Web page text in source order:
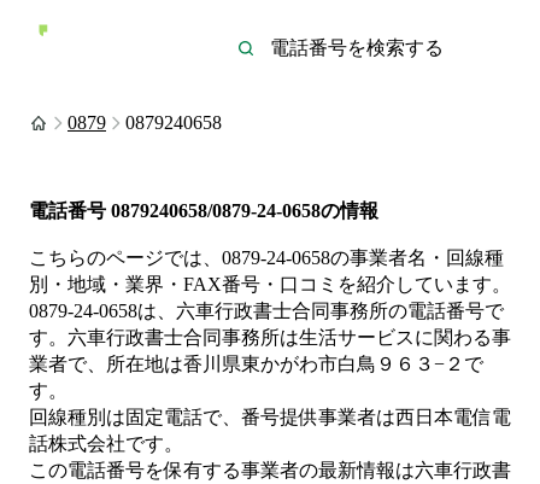
0879 0879240658
電話番号 0879240658/0879-24-0658の情報
こちらのページでは、 0879-24-0658の事業者名・回線種
別・地域・業界・FAX番号・口コミを紹介しています。
0879-24-0658は、 六車行政書士合同事務所の電話番号で
す。 六車行政書士合同事務所は生活サービスに関わる事
業者で、所在地は香川県東かがわ市白鳥９６３−２ で
す。
回線種別は固定電話で、番号提供事業者は西日本電信電
話株式会社です。
この電話番号を保有する事業者の最新情報は六車行政書